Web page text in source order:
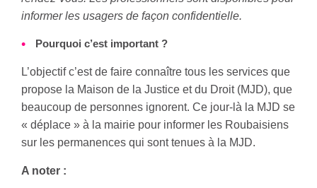
informer les usagers de façon confidentielle.
Pourquoi c’est important ?
L’objectif c’est de faire connaître tous les services que
propose la Maison de la Justice et du Droit (MJD), que
beaucoup de personnes ignorent. Ce jour-là la MJD se
« déplace » à la mairie pour informer les Roubaisiens
sur les permanences qui sont tenues à la MJD.
A noter :